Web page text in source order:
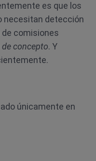
es que los
necesitan detección
de comisiones
concepto. Y
únicamente en